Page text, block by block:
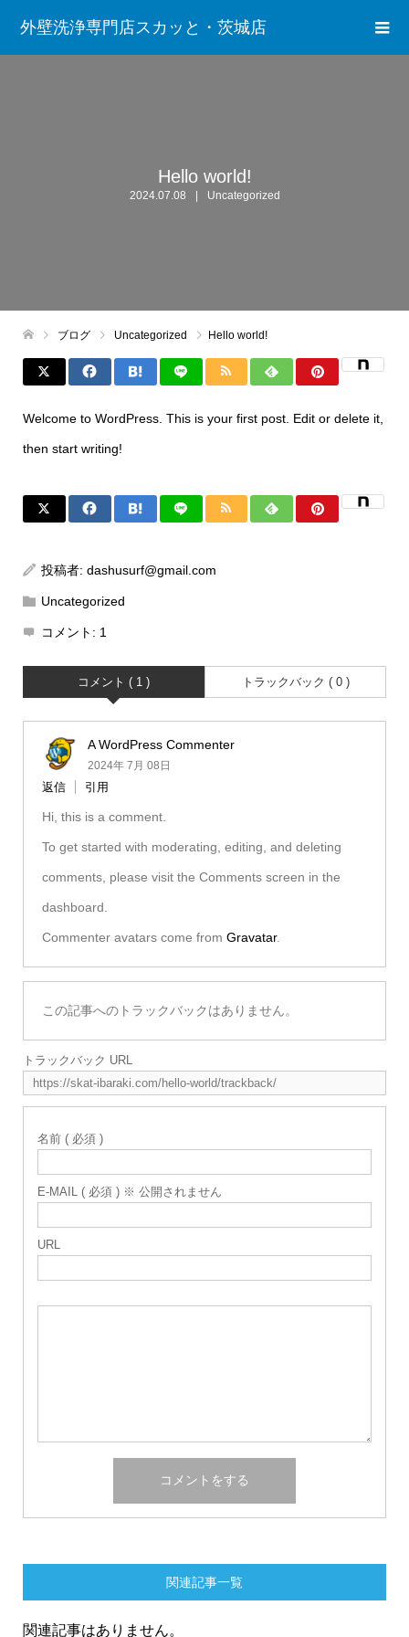
外壁洗浄専門店スカッと・茨城店
Hello world!
2024.07.08 Uncategorized
ブログ Uncategorized Hello world!
Welcome to WordPress. This is your first post. Edit or delete it,
then start writing!
投稿者: dashusurf@gmail.com
Uncategorized
コメント: 1
コメント ( 1 ) トラックバック ( 0 )
A WordPress Commenter
2024年 7月 08日
返信 引用
Hi, this is a comment.
To get started with moderating, editing, and deleting
comments, please visit the Comments screen in the
dashboard.
Commenter avatars come from Gravatar.
この記事へのトラックバックはありません。
トラックバック URL
名前 ( 必須 )
E-MAIL ( 必須 ) ※ 公開されません
URL
関連記事一覧
関連記事はありません。